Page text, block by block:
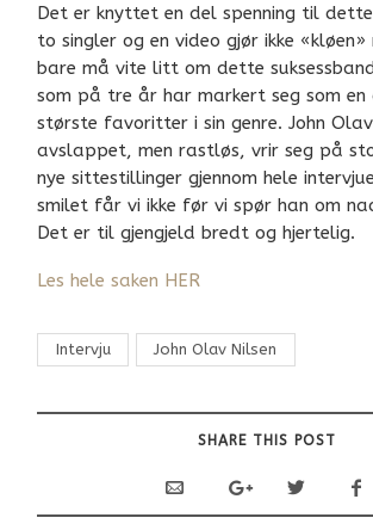
Det er knyttet en del spenning til
to singler og en video gjør ikke «kløen»
bare må vite litt om dette
som på tre år har markert seg som en
største favoritter i sin genre. John
avslappet, men rastløs, vrir seg på
nye sittestillinger gjennom hele
smilet får vi ikke før vi spør han om
Det er til gjengjeld bredt og hjertelig.
Les hele saken HER
Intervju John Olav Nilsen
SHARE THIS POST